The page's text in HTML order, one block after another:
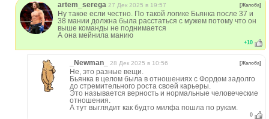
artem_serega 27 Дек 2025 в 19:57 [Жалоба]
Ну такое если честно. По такой логике Бьянка после 37 и
38 мании должна была расстаться с мужем потому что он
выше команды не поднимается
А она мейнила манию
+10
_Newman_ 28 Дек 2025 в 10:56 [Жалоба]
Не, это разные вещи.
Бьянка в целом была в отношениях с Фордом задолго
до стремительного роста своей карьеры.
Это называется верность и нормальные человеческие
отношения.
А тут выглядит как будто милфа пошла по рукам.
0